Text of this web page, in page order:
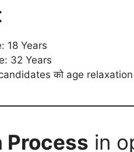
18 Years
32 Years
को age relaxation
Process in